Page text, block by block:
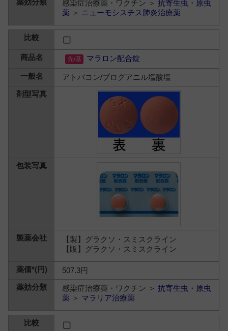
感染症治療薬・ワクチン ＞抗寄生虫・原虫
薬 ＞ ニューモシスチス肺炎治療薬
マラロン配合錠
アトバコン/プログアニル塩酸塩
【製】グラクソ・スミスクライン
【販】グラクソ・スミスクライン
507.3円
感染症治療薬・ワクチン ＞抗寄生虫・原虫
薬 ＞ マラリア治療薬